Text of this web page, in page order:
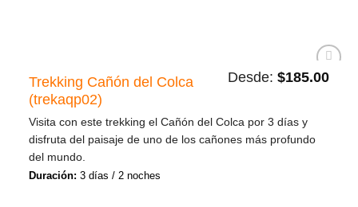
Añadir
Trekking Cañón del Colca
(trekaqp02)
Desde:$185.00
Visita con este trekking el Cañón del Colca por 3 días y
disfruta del paisaje de uno de los cañones más profundo
del mundo.
Duración: 3 días / 2 noches